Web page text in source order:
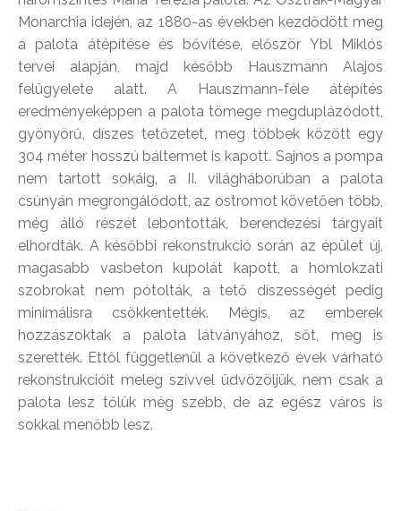
Monarchia idején, az 1880-as években kezdődött meg
a palota átépítése és bővítése, először Ybl Miklós
tervei alapján, majd később Hauszmann Alajos
felügyelete alatt. A Hauszmann-féle átépítés
eredményeképpen a palota tömege megduplázódott,
gyönyörű, díszes tetőzetet, meg többek között egy
304 méter hosszú báltermet is kapott. Sajnos a pompa
nem tartott sokáig, a II. világháborúban a palota
csúnyán megrongálódott, az ostromot követően több,
még álló részét lebontották, berendezési tárgyait
elhordták. A későbbi rekonstrukció során az épület új,
magasabb vasbeton kupolát kapott, a homlokzati
szobrokat nem pótolták, a tető díszességét pedig
minimálisra csökkentették. Mégis, az emberek
hozzászoktak a palota látványához, sőt, meg is
szerették. Ettől függetlenül a következő évek várható
rekonstrukcióit meleg szívvel üdvözöljük, nem csak a
palota lesz tőlük még szebb, de az egész város is
sokkal menőbb lesz.